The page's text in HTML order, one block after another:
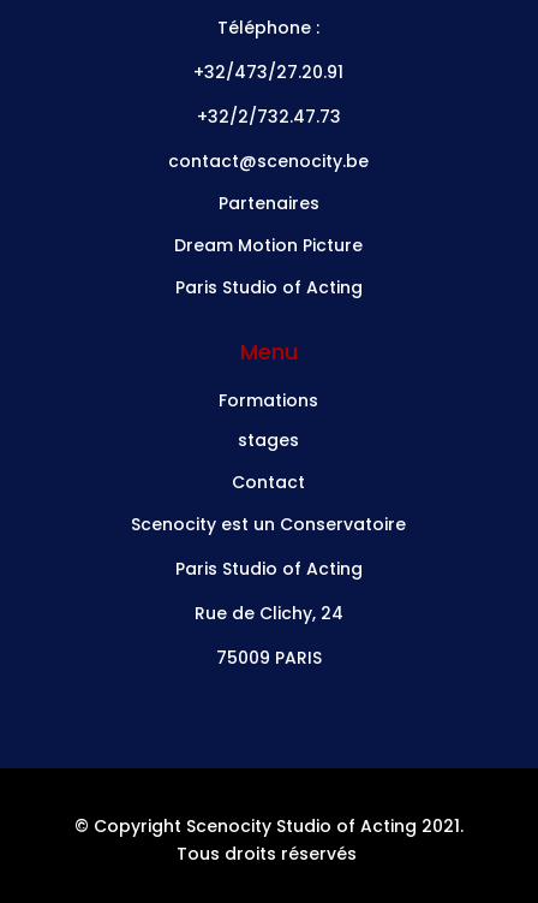
Téléphone :
+32/473/27.20.91
+32/2/732.47.73
contact@scenocity.be
Partenaires
Dream Motion Picture
Paris Studio of Acting
Menu
Formations
stages
Contact
Scenocity est un Conservatoire
Paris Studio of Acting
Rue de Clichy, 24
75009 PARIS
© Copyright Scenocity Studio of Acting 2021.
Tous droits réservés